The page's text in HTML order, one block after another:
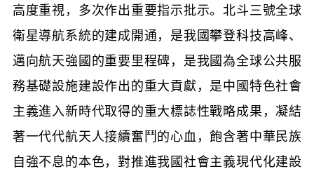
高度重視，多次作出重要指示批示。北斗三號全球
衛星導航系統的建成開通，是我國攀登科技高峰、
邁向航天強國的重要里程碑，是我國為全球公共服
務基礎設施建設作出的重大貢獻，是中國特色社會
主義進入新時代取得的重大標誌性戰略成果，凝結
著一代代航天人接續奮鬥的心血，飽含著中華民族
自強不息的本色，對推進我國社會主義現代化建設